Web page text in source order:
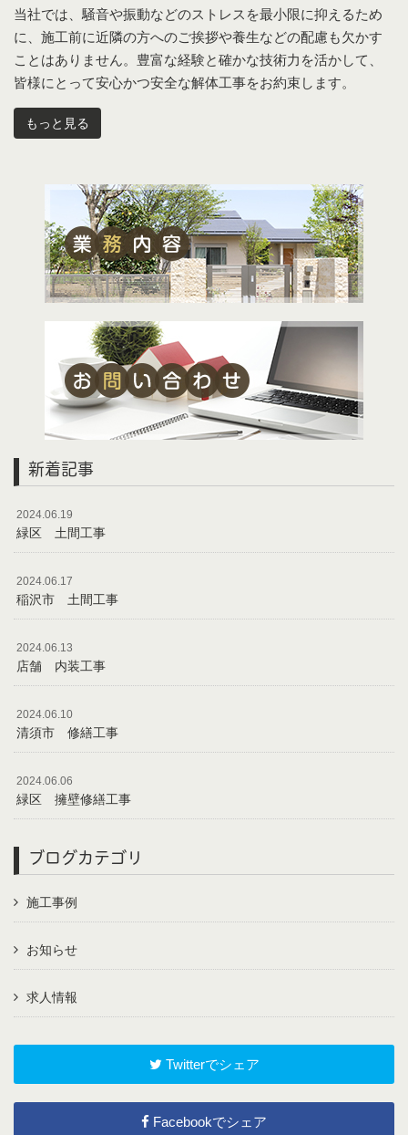
当社では、騒音や振動などのストレスを最小限に抑えるため
に、施工前に近隣の方へのご挨拶や養生などの配慮も欠かす
ことはありません。豊富な経験と確かな技術力を活かして、
皆様にとって安心かつ安全な解体工事をお約束します。
もっと見る
新着記事
2024.06.19
緑区 土間工事
2024.06.17
稲沢市 土間工事
2024.06.13
店舗 内装工事
2024.06.10
清須市 修繕工事
2024.06.06
緑区 擁壁修繕工事
ブログカテゴリ
施工事例
お知らせ
求人情報
Twitterでシェア
Facebookでシェア